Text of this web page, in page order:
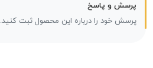
پرسش و پاسخ
پرسش خود را درباره این محصول ثبت کنید.